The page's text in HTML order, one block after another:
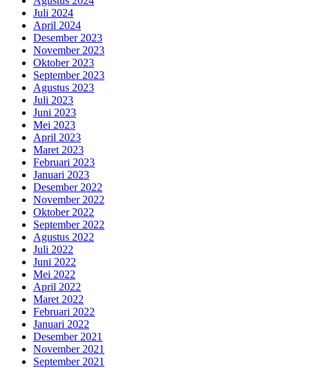
Juli 2024
April 2024
Desember 2023
November 2023
Oktober 2023
September 2023
Agustus 2023
Juli 2023
Juni 2023
Mei 2023
April 2023
Maret 2023
Februari 2023
Januari 2023
Desember 2022
November 2022
Oktober 2022
September 2022
Agustus 2022
Juli 2022
Juni 2022
Mei 2022
April 2022
Maret 2022
Februari 2022
Januari 2022
Desember 2021
November 2021
September 2021